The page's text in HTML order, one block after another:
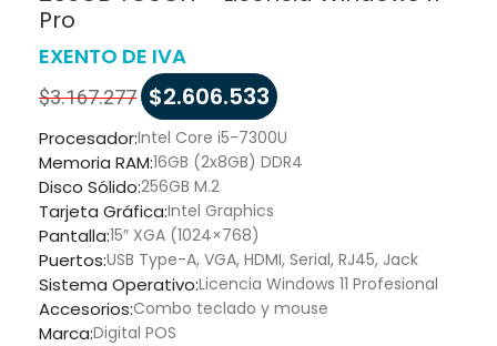
Pro
EXENTO DE IVA
$3.167.277 $2.606.533
Procesador:Intel Core i5-7300U
Memoria RAM:16GB (2x8GB) DDR4
Disco Sólido:256GB M.2
Tarjeta Gráfica:Intel Graphics
Pantalla:15″ XGA (1024×768)
Puertos:USB Type-A, VGA, HDMI, Serial, RJ45, Jack
Sistema Operativo:Licencia Windows 11 Profesional
Accesorios:Combo teclado y mouse
Marca:Digital POS